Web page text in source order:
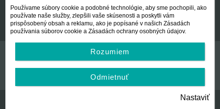
Kontakt
Všeobecné podmienky
Používame súbory cookie a podobné technológie, aby sme pochopili, ako
používate naše služby, zlepšili vaše skúsenosti a poskytli vám
prispôsobený obsah a reklamu, ako je popísané v našich Zásadách
používania súborov cookie a Zásadách ochrany osobných údajov.
Rozumiem
Odmietnuť
Nastaviť